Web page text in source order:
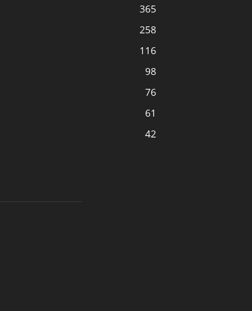
365
258
116
98
76
61
42